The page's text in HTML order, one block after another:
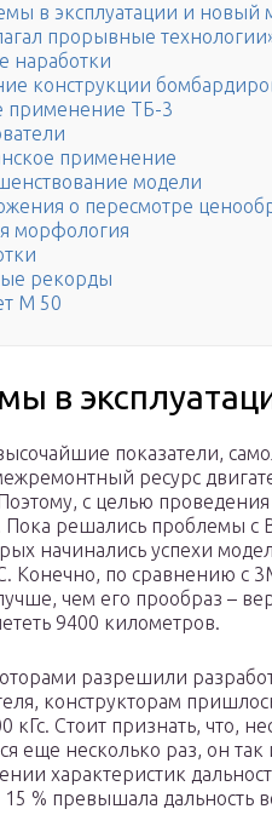
в эксплуатации и новый
прорывные
наработки
конструкции
применение ТБ-3
применение
модели
о пересмотре
морфология
рекорды
М 50
в
показатели,
ресурс
с целью
Пока решались проблемы с
начинались успехи
Конечно, по сравнению с
чем его прообраз –
9400 километров.
разрешили
конструкторам
кГс. Стоит признать, что,
еще несколько раз, он
характеристик
15 % превышала дальность